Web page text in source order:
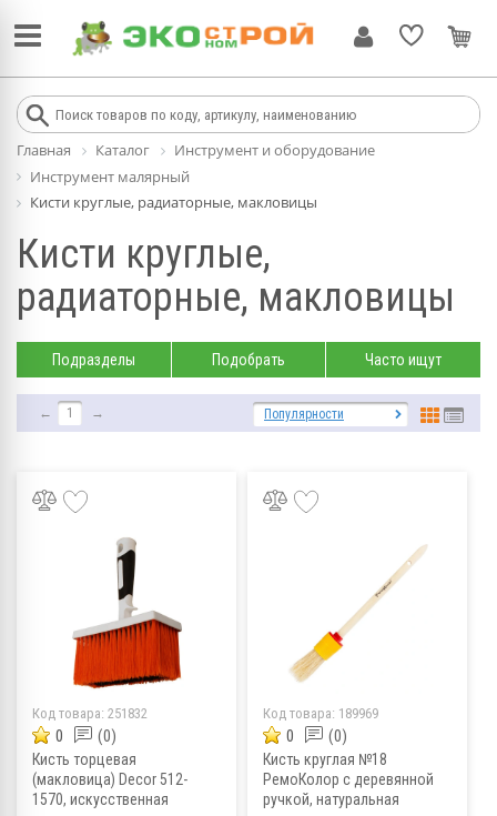
Главная Каталог
Инструмент и оборудование
Инструмент малярный
Кисти круглые, радиаторные, макловицы
Кисти круглые,
радиаторные, макловицы
Подразделы Подобрать Часто ищут
← 1 → Популярности
Код товара: 251832
0 (0)
Кисть торцевая
(макловица) Decor 512-
1570, искусственная
Код товара: 189969
0 (0)
Кисть круглая №18
РемоКолор с деревянной
ручкой, натуральная